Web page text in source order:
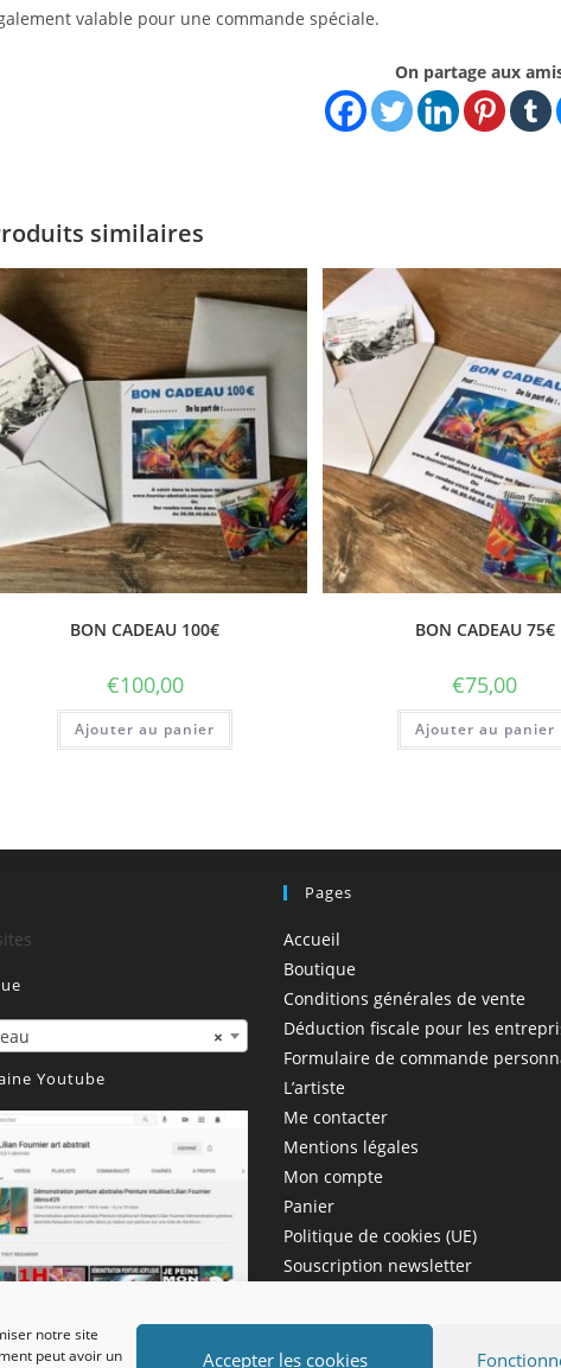
notre site
peut avoir un
Accepter les cookies
valable pour une commande spéciale.
On partage aux
similaires
BON CADEAU 100€
€100,00
Ajouter au panier
BON CADEAU 75€
€75,00
Ajouter au panier
×
Youtube
Pages
Accueil
Boutique
Conditions générales de vente
Déduction fiscale pour les
Formulaire de commande
L’artiste
Me contacter
Mentions légales
Mon compte
Panier
Politique de cookies (UE)
Souscription newsletter
Vidéo